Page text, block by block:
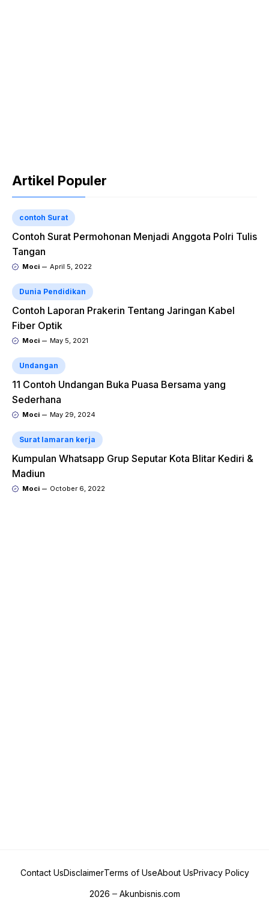
Artikel Populer
contoh Surat
Contoh Surat Permohonan Menjadi Anggota Polri Tulis
Tangan
Moci April 5, 2022
Dunia Pendidikan
Contoh Laporan Prakerin Tentang Jaringan Kabel
Fiber Optik
Moci May 5, 2021
Undangan
11 Contoh Undangan Buka Puasa Bersama yang
Sederhana
Moci May 29, 2024
Surat lamaran kerja
Kumpulan Whatsapp Grup Seputar Kota Blitar Kediri &
Madiun
Moci October 6, 2022
Contact UsDisclaimerTerms of UseAbout UsPrivacy Policy
2026 Akunbisnis.com